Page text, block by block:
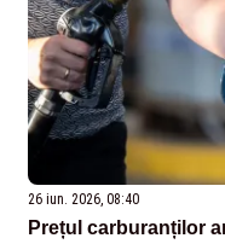
26 iun. 2026, 08:40
Prețul carburanților